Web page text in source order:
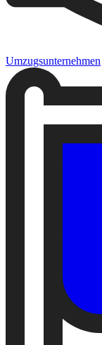
Umzugsunternehmen